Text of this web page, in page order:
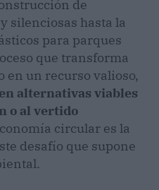
de
silenciosas hasta la
para parques
que transforma
en un recurso valioso,
alternativas viables
o al vertido
circular es la
desafío que supone